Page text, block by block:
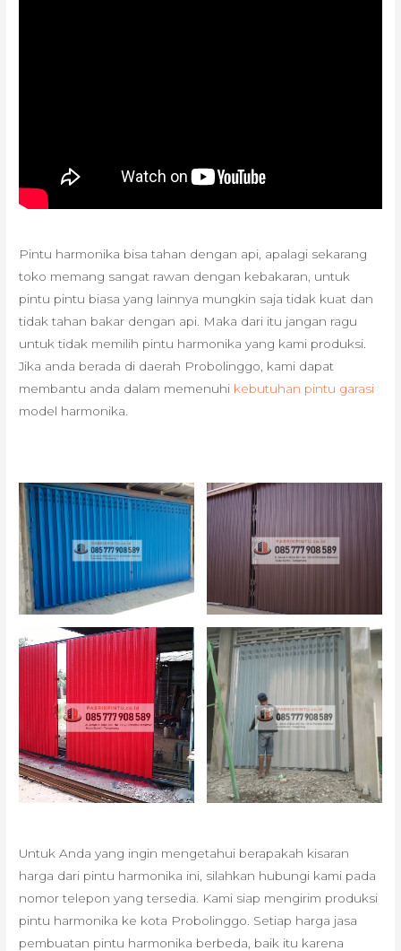
Pintu harmonika bisa tahan dengan api, apalagi sekarang
toko memang sangat rawan dengan kebakaran, untuk
pintu pintu biasa yang lainnya mungkin saja tidak kuat dan
tidak tahan bakar dengan api. Maka dari itu jangan ragu
untuk tidak memilih pintu harmonika yang kami produksi.
Jika anda berada di daerah Probolinggo, kami dapat
membantu anda dalam memenuhi kebutuhan pintu garasi
model harmonika.
Untuk Anda yang ingin mengetahui berapakah kisaran
harga dari pintu harmonika ini, silahkan hubungi kami pada
nomor telepon yang tersedia. Kami siap mengirim produksi
pintu harmonika ke kota Probolinggo. Setiap harga jasa
pembuatan pintu harmonika berbeda, baik itu karena